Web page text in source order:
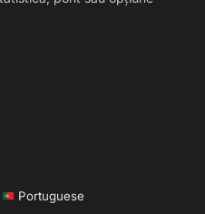
Portuguese